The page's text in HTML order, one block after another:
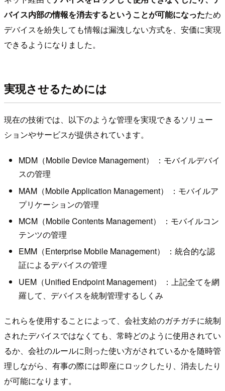
バイス内部の情報を消去するということが可能になったため
デバイスを紛失しても情報は漏洩しない方式を、安価に実現
できるようになりました。
実現させるためには
現在の技術では、以下のような管理を実現できるソリュー
ションやサービスが提供されています。
MDM（Mobile Device Management） ：モバイルデバイ
スの管理
MAM（Mobile Application Management） ：モバイルア
プリケーションの管理
MCM（Mobile Contents Management） ：モバイルコン
テンツの管理
EMM（Enterprise Mobile Management） ：統合的な認
証によるデバイスの管理
UEM（Unified Endpoint Management） ：上記全てを網
羅して、デバイスを統制管理するしくみ
これらを使用することによって、会社支給のガチガチに統制
されたデバイスではなくても、常時どのように使用されてい
るか、会社のルールに則った使い方がされているかを随時管
理しながら、有事の際には即座にロックしたり、消去したり
が可能になります。